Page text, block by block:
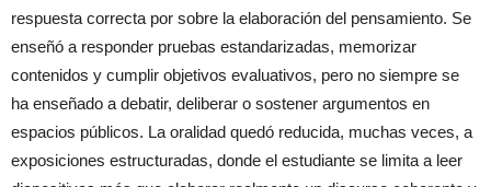
respuesta correcta por sobre la elaboración del pensamiento. Se
enseñó a responder pruebas estandarizadas, memorizar
contenidos y cumplir objetivos evaluativos, pero no siempre se
ha enseñado a debatir, deliberar o sostener argumentos en
espacios públicos. La oralidad quedó reducida, muchas veces, a
exposiciones estructuradas, donde el estudiante se limita a leer